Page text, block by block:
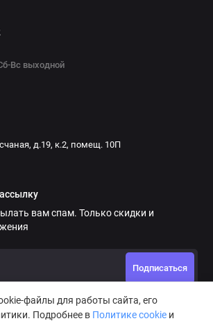
Вс выходной
д.19, к.2, помещ. 10П
вам спам. Только скидки и
Подписаться
файлы для работы сайта, его
Подробнее в Политике cookie и